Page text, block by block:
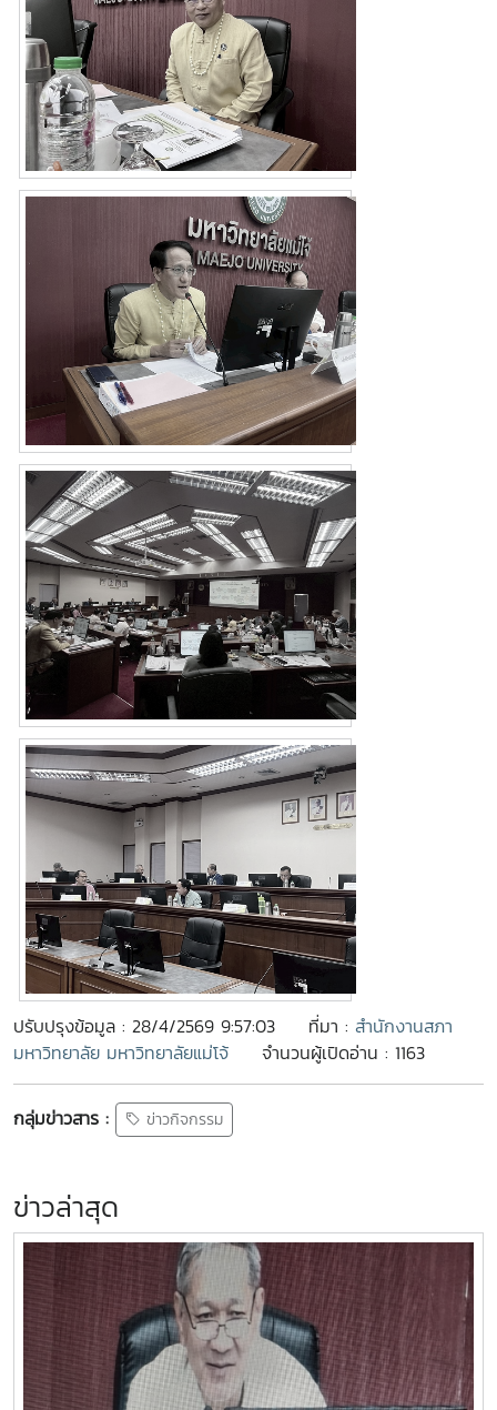
ปรับปรุงข้อมูล : 28/4/2569 9:57:03 ที่มา : สำนักงานสภา
มหาวิทยาลัย มหาวิทยาลัยแม่โจ้
จำนวนผู้เปิดอ่าน : 1163
กลุ่มข่าวสาร : ข่าวกิจกรรม
ข่าวล่าสุด